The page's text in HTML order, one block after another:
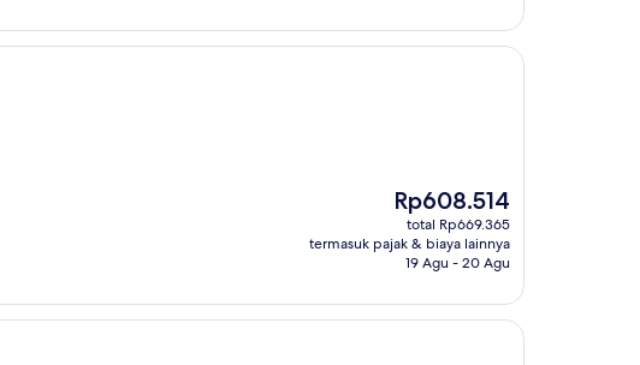
Harga
sekarang
Rp608.514
Rp608.514
total Rp669.365
termasuk pajak & biaya lainnya
19 Agu - 20 Agu